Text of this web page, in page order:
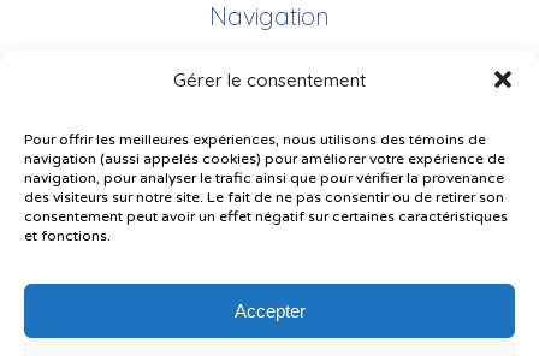
Gérer le consentement
Pour offrir les meilleures expériences, nous utilisons des témoins de
navigation (aussi appelés cookies) pour améliorer votre expérience de
navigation, pour analyser le trafic ainsi que pour vérifier la provenance
des visiteurs sur notre site. Le fait de ne pas consentir ou de retirer son
consentement peut avoir un effet négatif sur certaines caractéristiques
et fonctions.
Accepter
Navigation
Plan du site
Plainte – service à l’élève
Politique de confidentialité